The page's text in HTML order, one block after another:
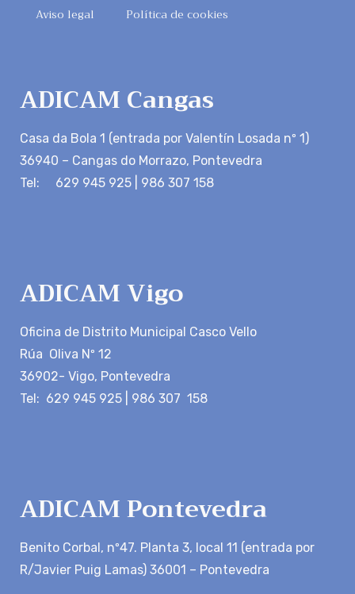
Aviso legal Política de cookies
ADICAM Cangas
Casa da Bola 1 (entrada por Valentín Losada nº 1)
36940 – Cangas do Morrazo, Pontevedra
Tel: 629 945 925 | 986 307 158
ADICAM Vigo
Oficina de Distrito Municipal Casco Vello
Rúa Oliva Nº 12
36902- Vigo, Pontevedra
Tel: 629 945 925 | 986 307 158
ADICAM Pontevedra
Benito Corbal, nº47. Planta 3, local 11 (entrada por
R/Javier Puig Lamas) 36001 – Pontevedra